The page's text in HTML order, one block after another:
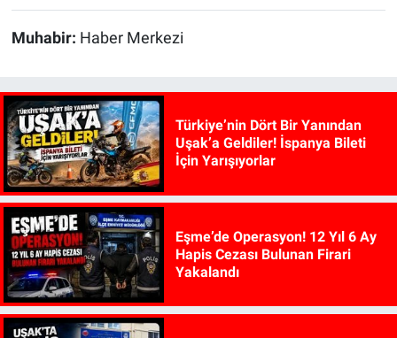
Muhabir: Haber Merkezi
Türkiye’nin Dört Bir Yanından
Uşak’a Geldiler! İspanya Bileti
İçin Yarışıyorlar
Eşme’de Operasyon! 12 Yıl 6 Ay
Hapis Cezası Bulunan Firari
Yakalandı